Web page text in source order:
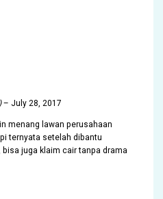
– July 28, 2017
menang lawan perusahaan
ternyata setelah dibantu
juga klaim cair tanpa drama